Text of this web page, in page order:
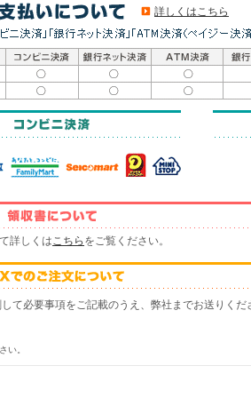
詳しくはこちら
詳しくは こちら をご覧ください。
て必要事項をご記載のうえ、弊社までお送りくだ
い。